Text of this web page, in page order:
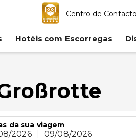
Centro de Contacto
Hotéis com Escorregas
da sua viagem
2026 09/08/2026